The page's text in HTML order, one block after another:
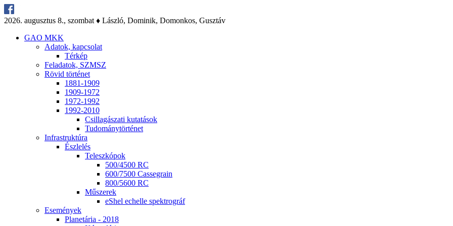
2026. au­gusz­tus 8., szom­bat ♦ Lász­ló, Do­mi­nik, Do­mon­kos, Gusz­táv
GAO MKK
Ada­tok, kap­cso­lat
Tér­kép
Fel­ada­tok, SZMSZ
Rö­vid tör­té­net
1881-1909
1909-1972
1972-1992
1992-2010
Csil­la­gá­sza­ti ku­ta­tá­sok
Tu­do­mány­tör­té­net
Inf­ra­struk­tú­ra
Ész­le­lés
Te­lesz­kó­pok
500/4500 RC
600/7500 Cas­seg­ra­in
800/5600 RC
Mű­sze­rek
eS­hel echel­le spekt­ro­gráf
Ese­mé­nyek
Pla­ne­tá­ria - 2018